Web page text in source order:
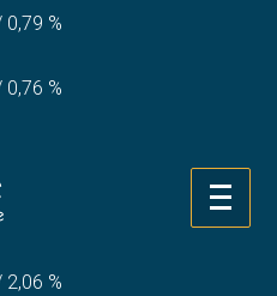
0,79 %
0,76 %
%
2,06 %